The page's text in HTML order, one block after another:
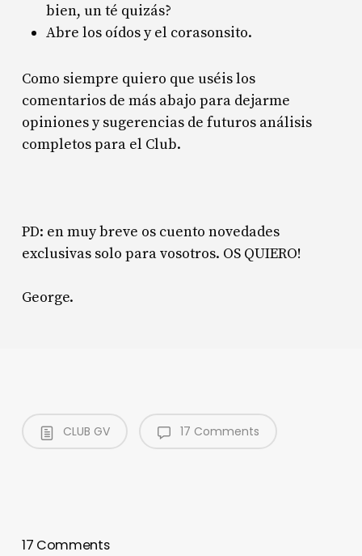
bien, un té quizás?
Abre los oídos y el corasonsito.
Como siempre quiero que uséis los
comentarios de más abajo para dejarme
opiniones y sugerencias de futuros análisis
completos para el Club.
PD: en muy breve os cuento novedades
exclusivas solo para vosotros. OS QUIERO!
George.
CLUB GV 17 Comments
17 Comments